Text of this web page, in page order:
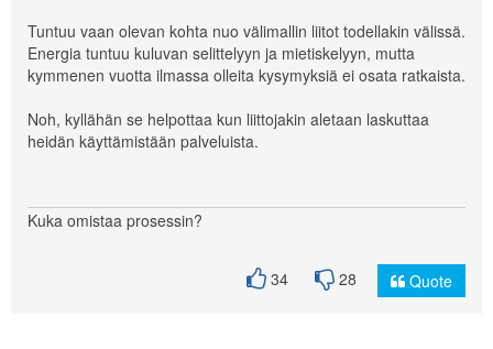
Tuntuu vaan olevan kohta nuo välimallin liitot todellakin välissä.
Energia tuntuu kuluvan selittelyyn ja mietiskelyyn, mutta
kymmenen vuotta ilmassa olleita kysymyksiä ei osata ratkaista.
Noh, kyllähän se helpottaa kun liittojakin aletaan laskuttaa
heidän käyttämistään palveluista.
Kuka omistaa prosessin?
34 28 Quote